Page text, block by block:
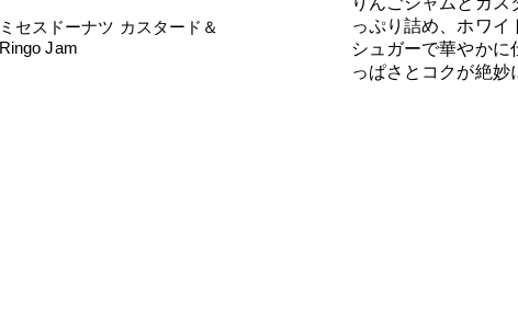
ミセスドーナツ カスタード＆
Ringo Jam
っぷり詰め、ホワイ
シュガーで華やかに
っぱさとコクが絶妙